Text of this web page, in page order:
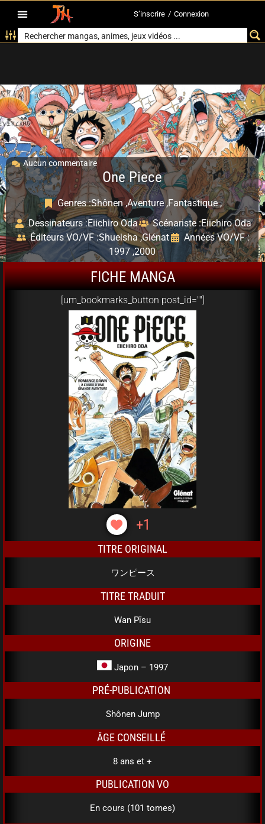
S’inscrire / Connexion
Aucun commentaire
One Piece
Genres :Shônen ,Aventure ,Fantastique ,
Dessinateurs :Eiichiro Oda Scénariste :Eiichiro Oda
Éditeurs VO/VF :Shueisha ,Glénat
Années VO/VF :
1997 ,2000
FICHE MANGA
[um_bookmarks_button post_id=""]
+1
TITRE ORIGINAL
ワンピース
TITRE TRADUIT
Wan Pīsu
ORIGINE
Japon – 1997
PRÉ-PUBLICATION
Shônen Jump
ÂGE CONSEILLÉ
8 ans et +
PUBLICATION VO
En cours (101 tomes)